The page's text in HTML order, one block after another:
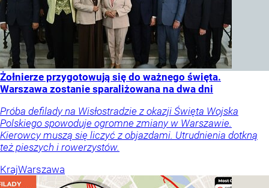
Żołnierze przygotowują się do ważnego święta.
Warszawa zostanie sparaliżowana na dwa dni
Próba defilady na Wisłostradzie z okazji Święta Wojska
Polskiego spowoduje ogromne zmiany w Warszawie.
Kierowcy muszą się liczyć z objazdami. Utrudnienia dotkną
też pieszych i rowerzystów.
KrajWarszawa